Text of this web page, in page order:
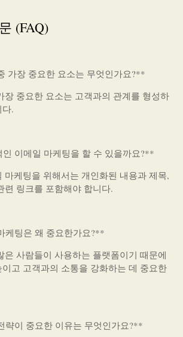
(FAQ)
가장 중요한 요소는 무엇인가요?**
장 중요한 요소는 고객과의 관계를 형성하
.
이메일 마케팅을 할 수 있을까요?**
마케팅을 위해서는 개인화된 내용과 제목,
련 링크를 포함해야 합니다.
케팅은 왜 중요한가요?**
은 사람들이 사용하는 플랫폼이기 때문에
고 고객과의 소통을 강화하는 데 중요한
략이 중요한 이유는 무엇인가요?**